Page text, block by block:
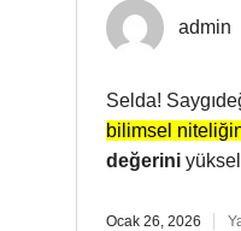
admin
Selda!
bilimsel
değerini
Ocak 26, 2026